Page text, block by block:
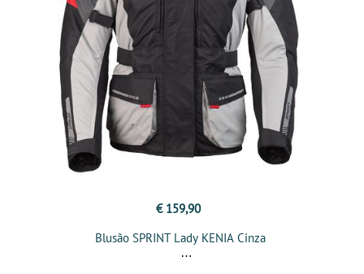
€ 159,90
Blusão SPRINT Lady KENIA Cinza